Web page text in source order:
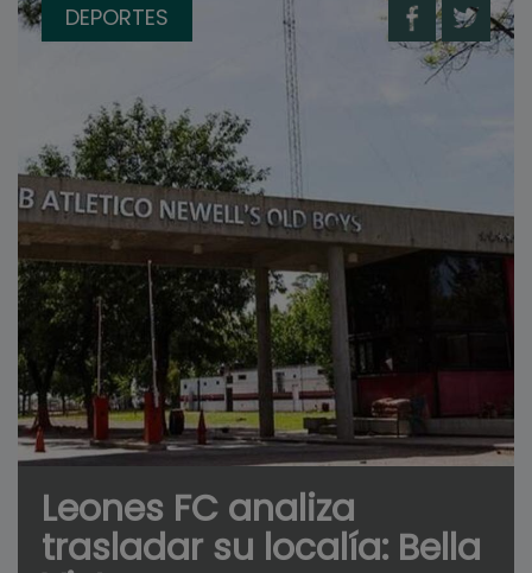
DEPORTES
Leones FC analiza
trasladar su localía: Bella